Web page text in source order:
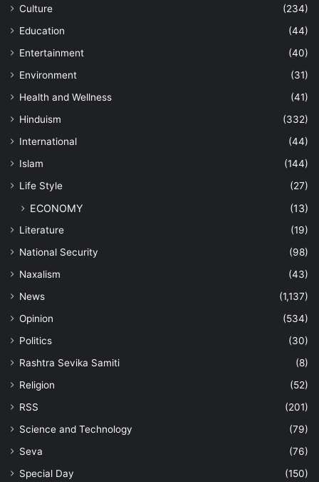
Culture
(234)
Education
(44)
Entertainment
(40)
Environment
(31)
Health and Wellness
(41)
Hinduism
(332)
International
(44)
Islam
(144)
Life Style
(27)
ECONOMY (13)
Literature
(19)
National Security
(98)
Naxalism
(43)
News
(1,137)
Opinion
(534)
Politics
(30)
Rashtra Sevika Samiti
(8)
Religion
(52)
RSS
(201)
Science and Technology
(79)
Seva
(76)
Special Day
(150)